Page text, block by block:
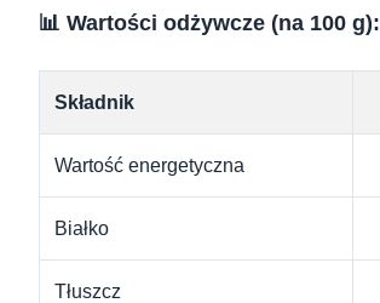
📊 Wartości odżywcze (na 100 g):
Składnik
Wartość energetyczna
Białko
Tłuszcz